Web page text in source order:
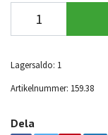
Lagersaldo: 1
Artikelnummer: 159.38
Dela